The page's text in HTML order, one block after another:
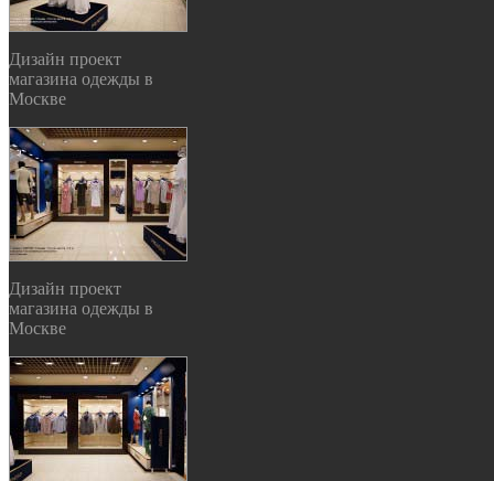
Дизайн проект
магазина одежды в
Москве
Дизайн проект
магазина одежды в
Москве